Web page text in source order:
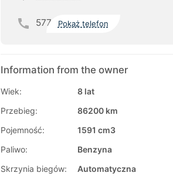
577 Pokaż telefon
Information from the owner
Wiek:
8 lat
Przebieg:
86200 km
Pojemność:
1591 cm3
Paliwo:
Benzyna
Skrzynia biegów:
Automatyczna